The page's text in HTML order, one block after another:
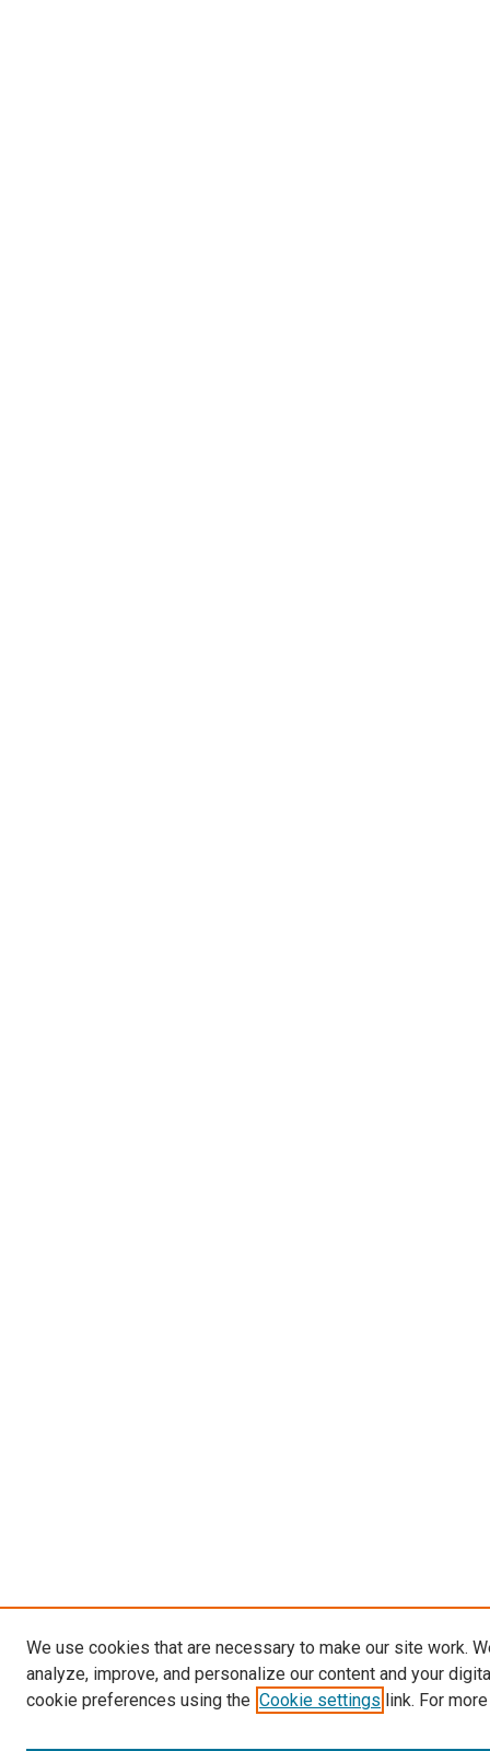
We use cookies that are necessary to make our site work.
analyze, improve, and personalize our content and your
cookie preferences using the Cookie settings link. For